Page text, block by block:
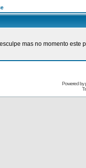
mas no momento este
Powered by